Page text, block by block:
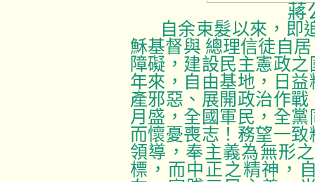
蔣
自余束髮以來，即
穌基督與 總理信徒自
障礙，建設民主憲政
年來，自由基地，日
產邪惡、展開政治作
月盛，全國軍民，全
而懷憂喪志！務望一
領導，奉主義為無形
標，而中正之精神，